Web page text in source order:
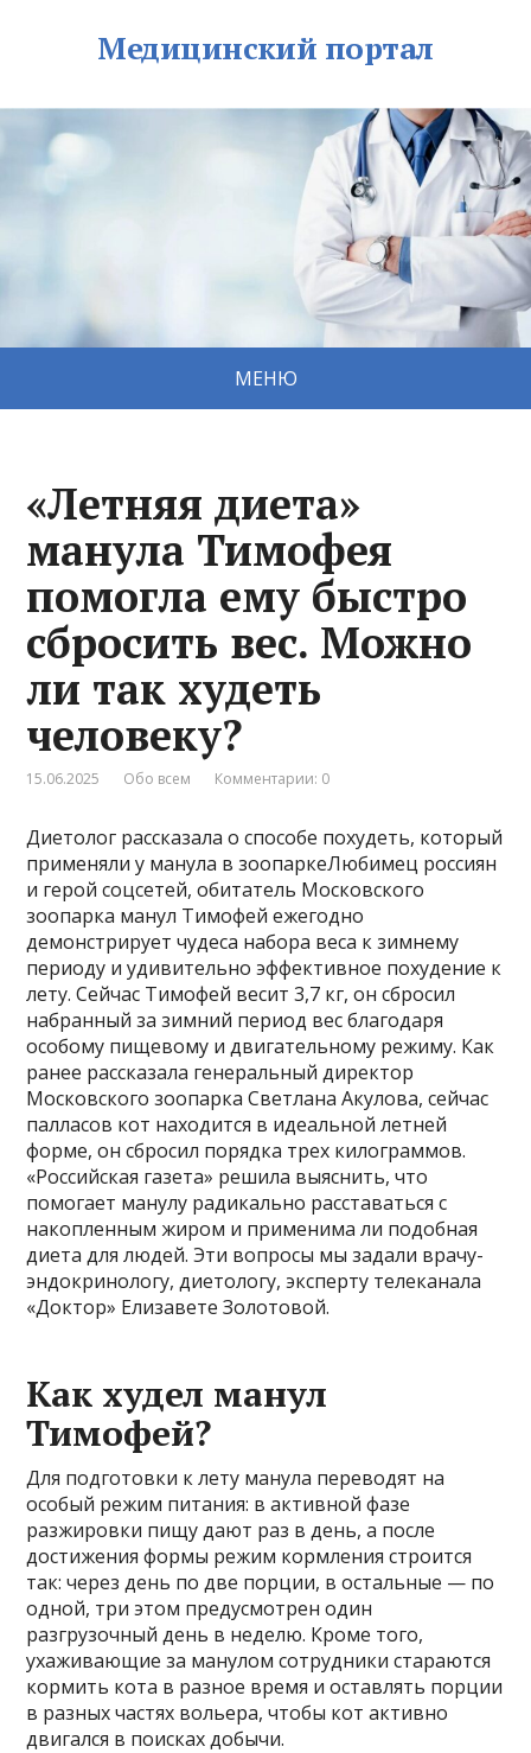
Медицинский портал
МЕНЮ
«Летняя диета»
манула Тимофея
помогла ему быстро
сбросить вес. Можно
ли так худеть
человеку?
15.06.2025 Обо всем Комментарии: 0
Диетолог рассказала о способе похудеть, который
применяли у манула в зоопаркеЛюбимец россиян
и герой соцсетей, обитатель Московского
зоопарка манул Тимофей ежегодно
демонстрирует чудеса набора веса к зимнему
периоду и удивительно эффективное похудение к
лету. Сейчас Тимофей весит 3,7 кг, он сбросил
набранный за зимний период вес благодаря
особому пищевому и двигательному режиму. Как
ранее рассказала генеральный директор
Московского зоопарка Светлана Акулова, сейчас
палласов кот находится в идеальной летней
форме, он сбросил порядка трех килограммов.
«Российская газета» решила выяснить, что
помогает манулу радикально расставаться с
накопленным жиром и применима ли подобная
диета для людей. Эти вопросы мы задали врачу-
эндокринологу, диетологу, эксперту телеканала
«Доктор» Елизавете Золотовой.
Как худел манул
Тимофей?
Для подготовки к лету манула переводят на
особый режим питания: в активной фазе
разжировки пищу дают раз в день, а после
достижения формы режим кормления строится
так: через день по две порции, в остальные — по
одной, три этом предусмотрен один
разгрузочный день в неделю. Кроме того,
ухаживающие за манулом сотрудники стараются
кормить кота в разное время и оставлять порции
в разных частях вольера, чтобы кот активно
двигался в поисках добычи.